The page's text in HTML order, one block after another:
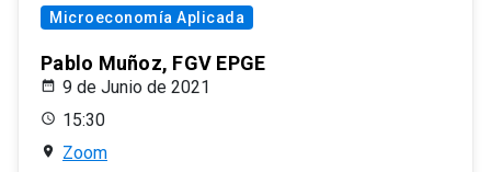
Microeconomía Aplicada
Pablo Muñoz, FGV EPGE
9 de Junio de 2021
15:30
Zoom